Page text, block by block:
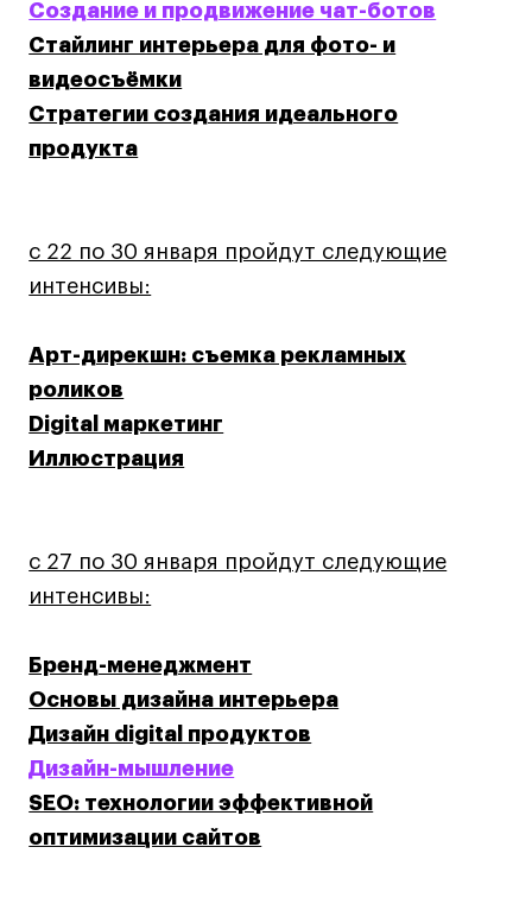
Искусство
Фотография
Очно + онлайн
Все программы
Специалист кино- и медиапродакшена
Графический дизайнер
Технолог-конструктор одежды
Коммерческий фотограф
Все программы
Интенсивы
Среднесрочные
Все программы
О школе
Новости
События
Создание и продвижение чат-ботов
Стайлинг интерьера для фото- и
видеосъёмки
Стратегии создания идеального
продукта
с 22 по 30 января пройдут следующие
интенсивы:
Арт-дирекшн: съемка рекламных
роликов
Digital маркетинг
Иллюстрация
с 27 по 30 января пройдут следующие
интенсивы:
Бренд-менеджмент
Основы дизайна интерьера
Дизайн digital продуктов
Дизайн-мышление
SEO: технологии эффективной
оптимизации сайтов